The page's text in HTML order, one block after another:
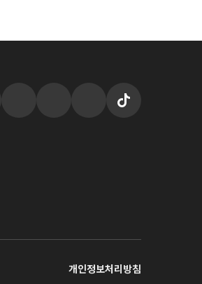
개인정보처리방침